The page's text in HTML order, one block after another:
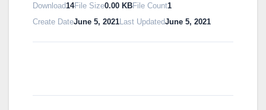
Download 14File Size0.00 KBFile Count1
Create DateJune 5, 2021 Last UpdatedJune 5, 2021